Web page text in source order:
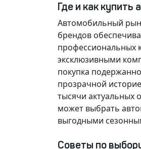
Где и как
Автомобильный
брендов
профессиональных
эксклюзивными
покупка
прозрачной
тысячи актуальных
может выбрать
выгодными
Советы по